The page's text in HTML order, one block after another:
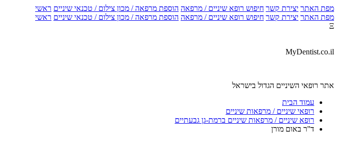
מפת האתר יצירת קשר חיפוש רופא שיניים / מרפאה הוספת מרפאה / מכון צילום / טכנאי שיניים ראשי
מפת האתר יצירת קשר חיפוש רופא שיניים / מרפאה הוספת מרפאה / מכון צילום / טכנאי שיניים ראשי
Ξ
MyDentist.co.il
אתר רופאי השיניים הגדול בישראל
עמוד הבית
רופאי שיניים / מרפאות שיניים
רופא שיניים / מרפאות שיניים ברמת-גן גבעתיים
ד''ר באום מורן